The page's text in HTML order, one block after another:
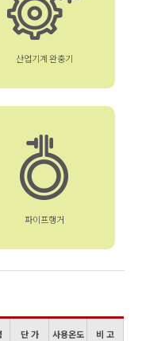
산업기계 완충기
파이프행거
단 가 사용온도 비 고